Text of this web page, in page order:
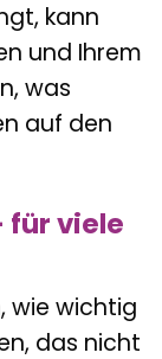
kann
und Ihrem
was
auf den
für viele
wie wichtig
das nicht